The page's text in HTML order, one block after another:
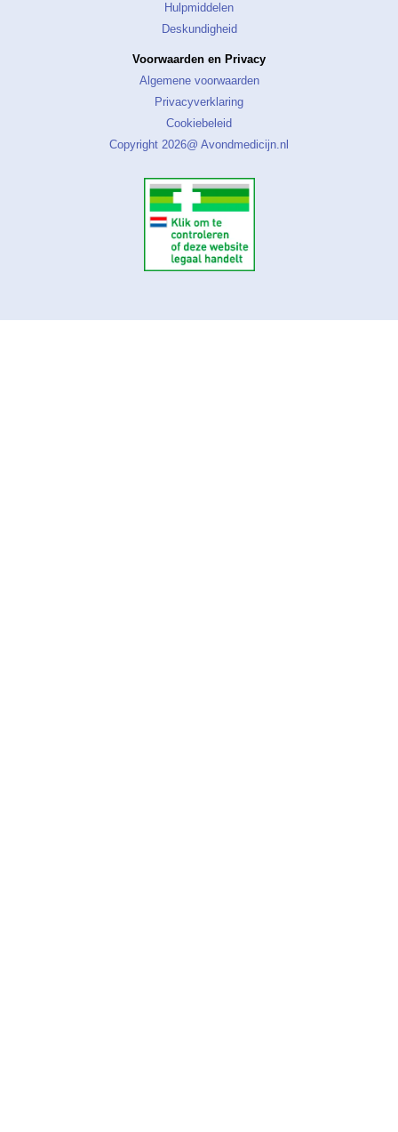
Hulpmiddelen
Deskundigheid
Voorwaarden en Privacy
Algemene voorwaarden
Privacyverklaring
Cookiebeleid
Copyright 2026@ Avondmedicijn.nl